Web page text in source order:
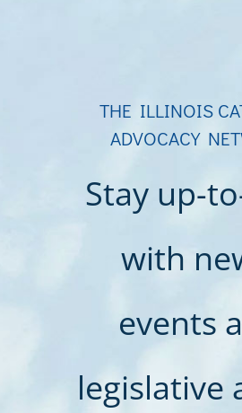
THE ILLINOIS
ADVOCACY
Stay up-
with
events
legislative